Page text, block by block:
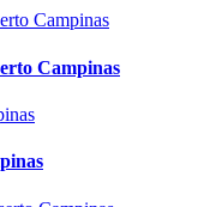
Campinas